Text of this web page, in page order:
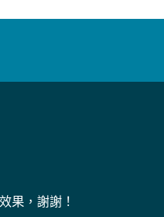
果，謝謝！